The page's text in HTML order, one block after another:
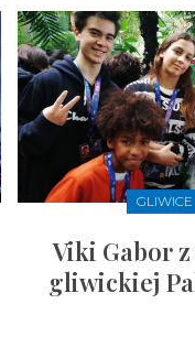
GLIWICE
Viki Gabor
gliwickiej